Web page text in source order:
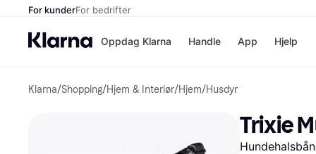
For kunderFor bedrifter
Oppdag Klarna
Betal nå
Betal i 3
Betal innen
Handle App Hjelp
Klarna/Shopping/Hjem & Interiør/Hjem/Husdyr
Trixie